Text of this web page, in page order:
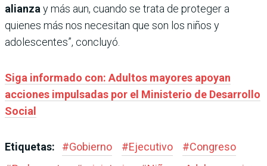
alianza y más aun, cuando se trata de proteger a
quienes más nos necesitan que son los niños y
adolescentes”, concluyó.
Siga informado con: Adultos mayores apoyan
acciones impulsadas por el Ministerio de Desarrollo
Social
Etiquetas: #Gobierno #Ejecutivo #Congreso